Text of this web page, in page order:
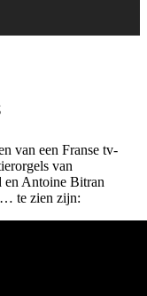
van een Franse tv-
van
en Antoine Bitran
te zien zijn: